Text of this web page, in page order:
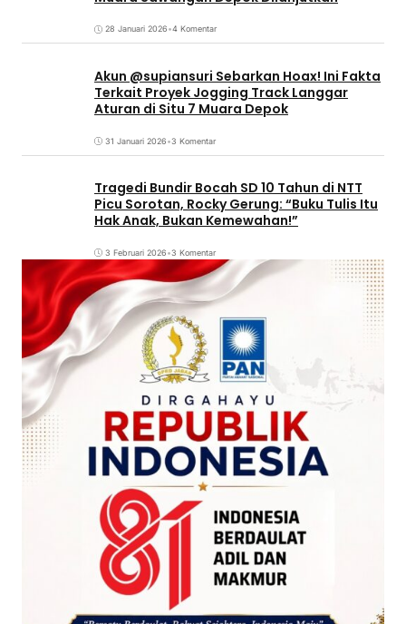
28 Januari 2026•4 Komentar
Akun @supiansuri Sebarkan Hoax! Ini Fakta
Terkait Proyek Jogging Track Langgar
Aturan di Situ 7 Muara Depok
31 Januari 2026•3 Komentar
Tragedi Bundir Bocah SD 10 Tahun di NTT
Picu Sorotan, Rocky Gerung: “Buku Tulis Itu
Hak Anak, Bukan Kemewahan!”
3 Februari 2026•3 Komentar